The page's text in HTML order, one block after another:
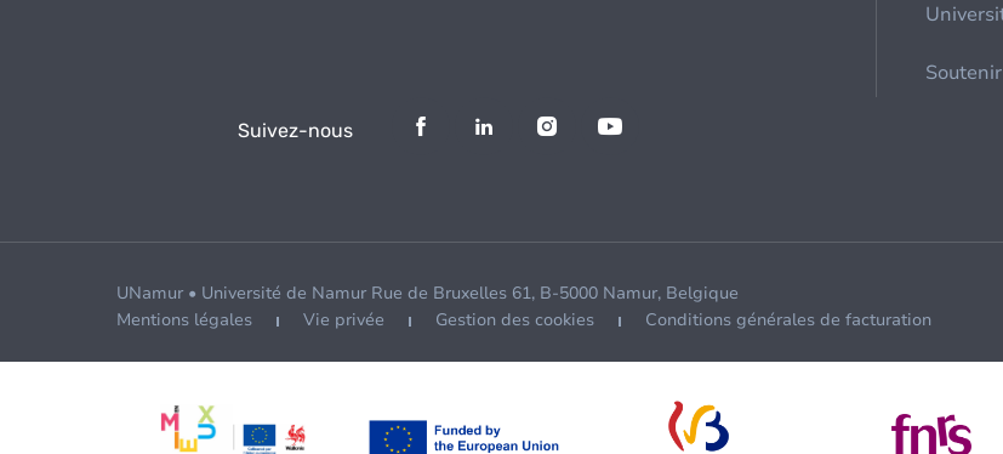
Suivez-nous
UNamur • Université de Namur Rue de Bruxelles 61, B-5000 Namur, Belgique
Mentions légales
Vie privée Gestion des cookies Conditions générales de facturation